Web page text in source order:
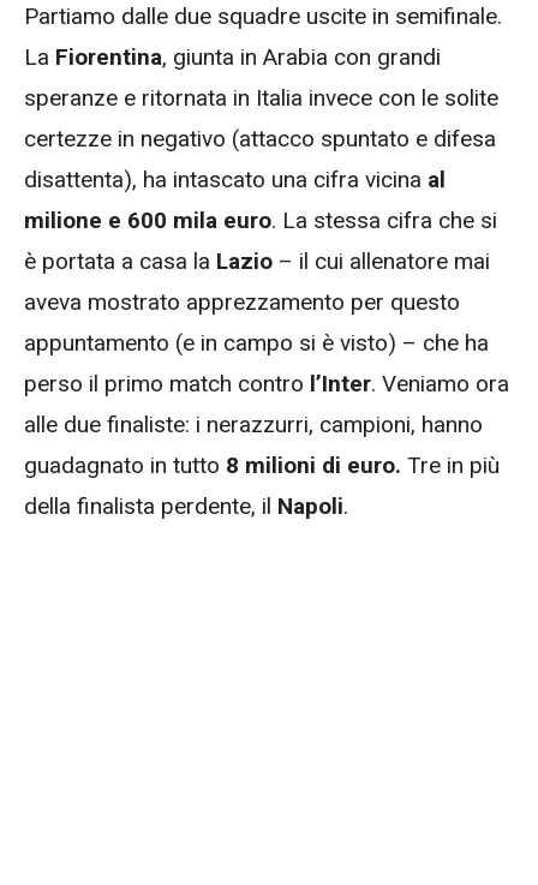
Partiamo dalle due squadre uscite in semifinale.
La Fiorentina, giunta in Arabia con grandi
speranze e ritornata in Italia invece con le solite
certezze in negativo (attacco spuntato e difesa
disattenta), ha intascato una cifra vicina al
milione e 600 mila euro. La stessa cifra che si
è portata a casa la Lazio – il cui allenatore mai
aveva mostrato apprezzamento per questo
appuntamento (e in campo si è visto) – che ha
perso il primo match contro l’Inter. Veniamo ora
alle due finaliste: i nerazzurri, campioni, hanno
guadagnato in tutto 8 milioni di euro. Tre in più
della finalista perdente, il Napoli.